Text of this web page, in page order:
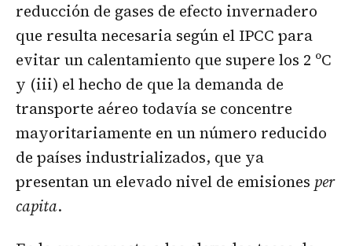
reducción de gases de efecto invernadero
que resulta necesaria según el IPCC para
evitar un calentamiento que supere los 2 ºC
y (iii) el hecho de que la demanda de
transporte aéreo todavía se concentre
mayoritariamente en un número reducido
de países industrializados, que ya
presentan un elevado nivel de emisiones per
capita.